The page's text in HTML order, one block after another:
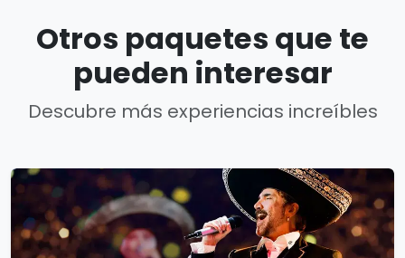
Otros paquetes que te
pueden interesar
Descubre más experiencias increíbles